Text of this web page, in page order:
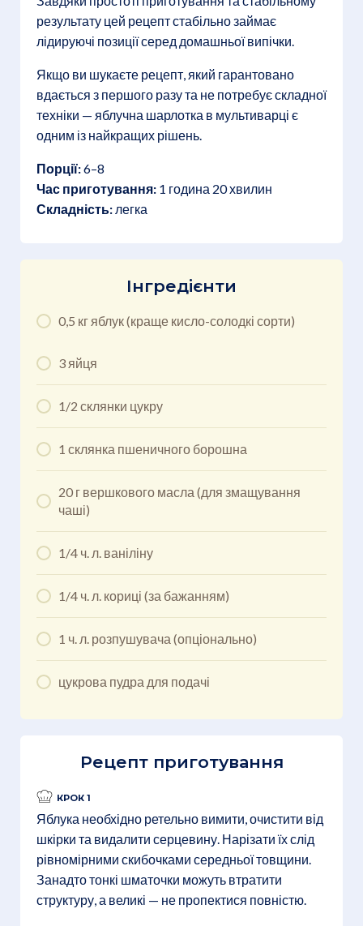
результату цей рецепт стабільно займає
лідируючі позиції серед домашньої випічки.
Якщо ви шукаєте рецепт, який гарантовано
вдається з першого разу та не потребує складної
техніки — яблучна шарлотка в мультиварці є
одним із найкращих рішень.
Порції:6–8
Час приготування: 1 година 20 хвилин
Складність: легка
Інгредієнти
0,5 кг яблук (краще кисло-солодкі сорти)
3 яйця
1/2 склянки цукру
1 склянка пшеничного борошна
20 г вершкового масла (для змащування
чаші)
1/4 ч. л. ваніліну
1/4 ч. л. кориці (за бажанням)
1 ч. л. розпушувача (опціонально)
цукрова пудра для подачі
Рецепт приготування
КРОК 1
Яблука необхідно ретельно вимити, очистити від
шкірки та видалити серцевину. Нарізати їх слід
рівномірними скибочками середньої товщини.
Занадто тонкі шматочки можуть втратити
структуру, а великі — не пропектися повністю.